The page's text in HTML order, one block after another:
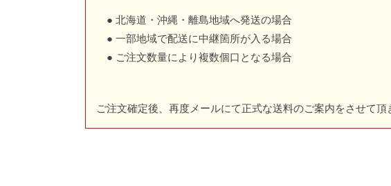
● 北海道・沖縄・離島地域へ発送の場合
● 一部地域で配送に中継箇所が入る場合
● ご注文数量により複数個口となる場合
ご注文確定後、再度メールにて正式な送料のご案内をさせて頂